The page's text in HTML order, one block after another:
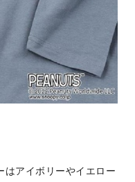
はアイボリーやイエロー